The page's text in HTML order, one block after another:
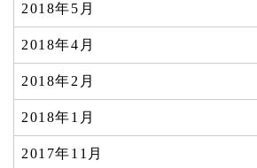
2018年5月
2018年4月
2018年2月
2018年1月
2017年11月